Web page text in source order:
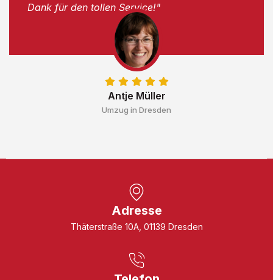
Antje Müller
Umzug in Dresden
Dank für den tollen Service!"
Adresse
Thäterstraße 10A, 01139 Dresden